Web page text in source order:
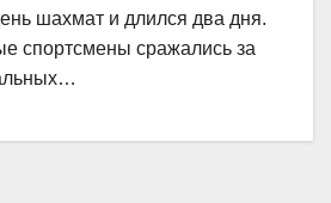
шахмат и длился два дня.
спортсмены сражались за